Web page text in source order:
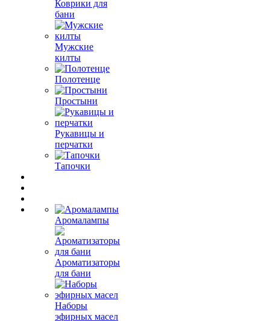
Коврики для
бани
Мужские
килты
Полотенце
Простыни
Рукавицы и
перчатки
Тапочки
Аромалампы
Ароматизаторы
для бани
Наборы
эфирных масел